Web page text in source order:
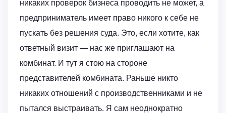
никаких проверок бизнеса проводить не может, а
предприниматель имеет право никого к себе не
пускать без решения суда. Это, если хотите, как
ответный визит — нас же приглашают на
комбинат. И тут я стою на стороне
представителей комбината. Раньше никто
никаких отношений с производственниками и не
пытался выстраивать. Я сам неоднократно